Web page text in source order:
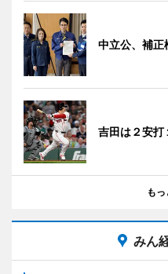
中立公、補正
吉田は２安
も
みん